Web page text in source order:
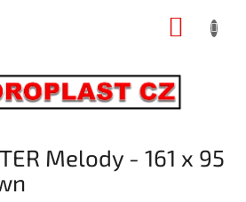
Melody - 161 x 95